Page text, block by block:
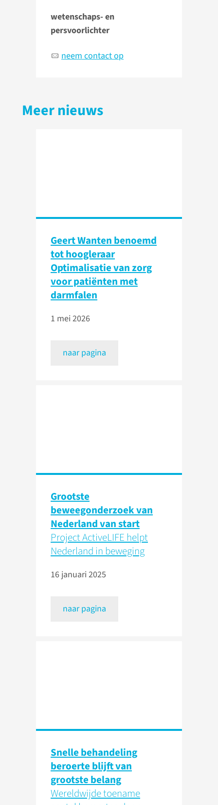
wetenschaps- en
persvoorlichter
neem contact op
Meer nieuws
Geert Wanten benoemd
tot hoogleraar
Optimalisatie van zorg
voor patiënten met
darmfalen
1 mei 2026
naar pagina
Grootste
beweegonderzoek van
Nederland van start
Project ActiveLIFE helpt
Nederland in beweging
16 januari 2025
naar pagina
Snelle behandeling
beroerte blijft van
grootste belang
Wereldwijde toename